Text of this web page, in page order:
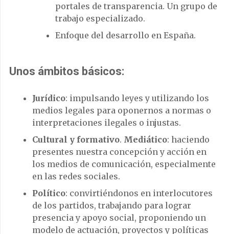
portales de transparencia. Un grupo de
trabajo especializado.
Enfoque del desarrollo en España.
Unos ámbitos básicos:
Jurídico: impulsando leyes y utilizando los
medios legales para oponernos a normas o
interpretaciones ilegales o injustas.
Cultural y formativo. Mediático: haciendo
presentes nuestra concepción y acción en
los medios de comunicación, especialmente
en las redes sociales.
Político: convirtiéndonos en interlocutores
de los partidos, trabajando para lograr
presencia y apoyo social, proponiendo un
modelo de actuación, proyectos y políticas